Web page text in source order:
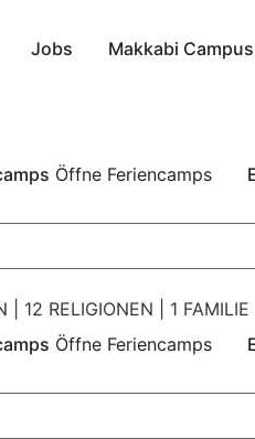
Jobs Makkabi Campus
Öffne Feriencamps
12 RELIGIONEN | 1 FAMILIE
Öffne Feriencamps